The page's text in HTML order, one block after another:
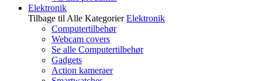
Elektronik
Tilbage til Alle Kategorier Elektronik
Computertilbehør
Webcam covers
Se alle Computertilbehør
Gadgets
Action kameraer